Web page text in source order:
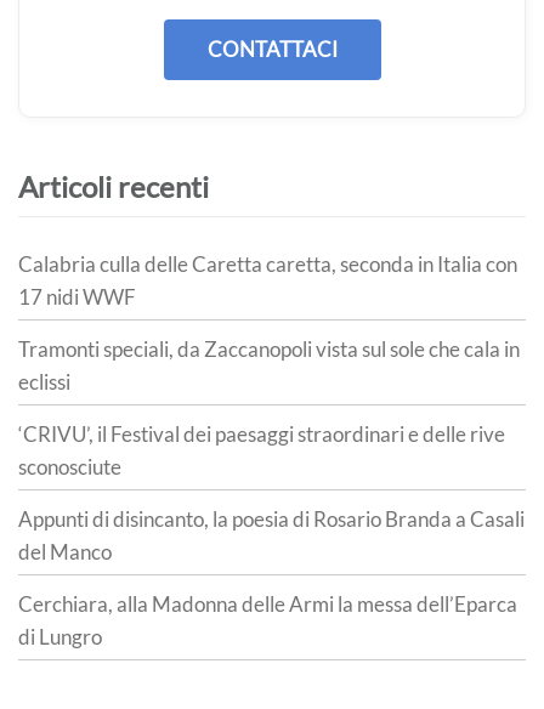
CONTATTACI
Articoli recenti
Calabria culla delle Caretta caretta, seconda in Italia con
17 nidi WWF
Tramonti speciali, da Zaccanopoli vista sul sole che cala in
eclissi
‘CRIVU’, il Festival dei paesaggi straordinari e delle rive
sconosciute
Appunti di disincanto, la poesia di Rosario Branda a Casali
del Manco
Cerchiara, alla Madonna delle Armi la messa dell’Eparca
di Lungro